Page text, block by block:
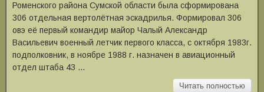
Роменского района Сумской области была сформирована
306 отдельная вертолётная эскадрилья. Формировал 306
овэ её первый командир майор Чалый Александр
Васильевич военный летчик первого класса, с октября 1983г.
подполковник, в ноябре 1988 г. назначен в авиационный
отдел штаба 43 …
Читать полностью